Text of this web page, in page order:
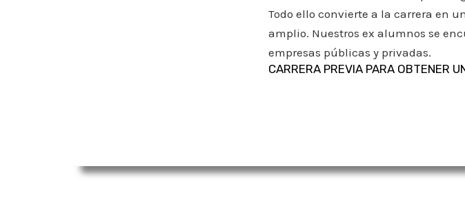
Todo ello convierte a la carrera en
amplio. Nuestros ex alumnos se
empresas públicas y privadas.
CARRERA PREVIA PARA OBTENER